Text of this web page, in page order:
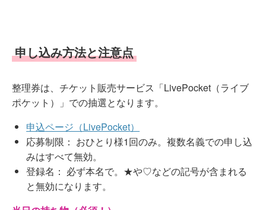
申し込み方法と注意点
整理券は、チケット販売サービス「LivePocket（ライブ
ポケット）」での抽選となります。
申込ページ（LivePocket）
応募制限： おひとり様1回のみ。複数名義での申し込
みはすべて無効。
登録名： 必ず本名で。★や♡などの記号が含まれる
と無効になります。